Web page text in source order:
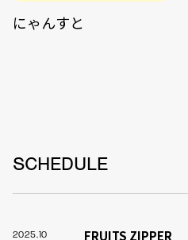
にゃんすと
SCHEDULE
2025.10
FRUITS ZIPPER